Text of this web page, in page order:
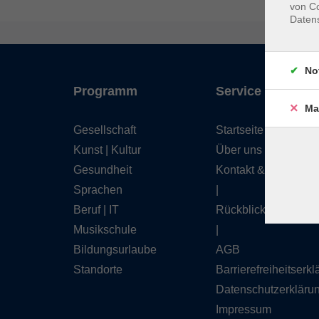
Programm
Gesellschaft
Kunst | Kultur
Gesundheit
Sprachen
Beruf | IT
Musikschule
Bildungsurlaube
Standorte
Service
Startseite
Über uns
Kontakt & Service
Rückblick
AGB
Impressum
von